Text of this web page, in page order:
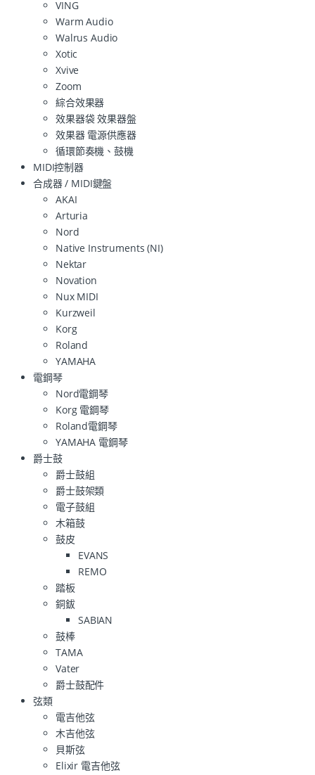
VING
Warm Audio
Walrus Audio
Xotic
Xvive
Zoom
綜合效果器
效果器袋 效果器盤
效果器 電源供應器
循環節奏機、鼓機
MIDI控制器
合成器 / MIDI鍵盤
AKAI
Arturia
Nord
Native Instruments (NI)
Nektar
Novation
Nux MIDI
Kurzweil
Korg
Roland
YAMAHA
電鋼琴
Nord電鋼琴
Korg 電鋼琴
Roland電鋼琴
YAMAHA 電鋼琴
爵士鼓
爵士鼓組
爵士鼓架類
電子鼓組
木箱鼓
鼓皮
EVANS
REMO
踏板
銅鈸
SABIAN
鼓棒
TAMA
Vater
爵士鼓配件
弦類
電吉他弦
木吉他弦
貝斯弦
Elixir 電吉他弦